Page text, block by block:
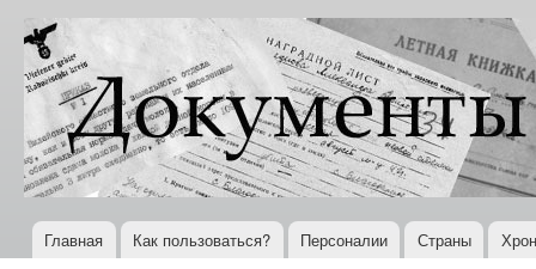
Документы
XX века
Всемирная
история в
Интернете
Главное меню
Главная Как пользоваться? Персоналии Страны